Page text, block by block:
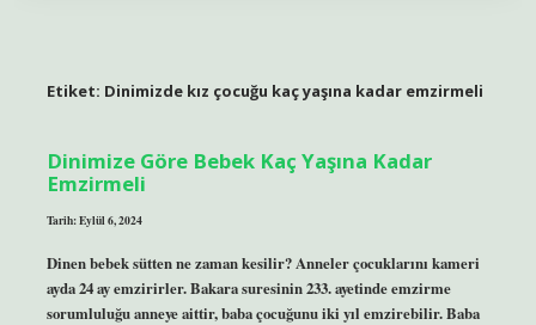
Etiket: Dinimizde kız çocuğu kaç yaşına kadar emzirmeli
Dinimize Göre Bebek Kaç Yaşına Kadar
Emzirmeli
Tarih: Eylül 6, 2024
Dinen bebek sütten ne zaman kesilir? Anneler çocuklarını kameri
ayda 24 ay emzirirler. Bakara suresinin 233. ayetinde emzirme
sorumluluğu anneye aittir, baba çocuğunu iki yıl emzirebilir. Baba